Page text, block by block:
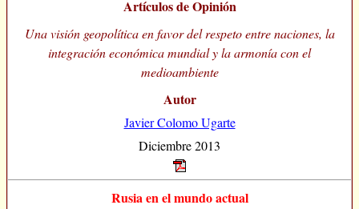
Artículos de Opinión
Una visión geopolítica en favor del respeto entre naciones, la
integración económica mundial y la armonía con el
medioambiente
Autor
Javier Colomo Ugarte
Diciembre 2013
Rusia en el mundo actual